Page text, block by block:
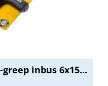
inbus 6x15...